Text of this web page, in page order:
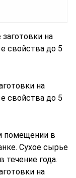
на
свойства до 5
помещении в
Сухое сырье
течение года.
на